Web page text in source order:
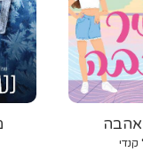
אהבה
קנדי